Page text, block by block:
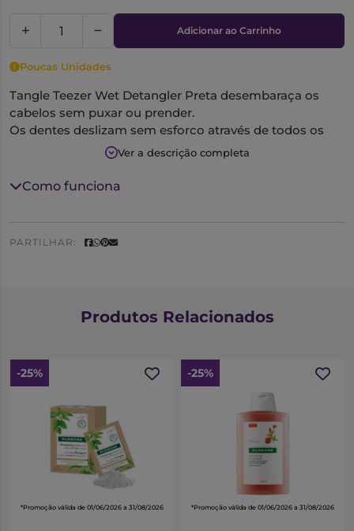
Adicionar ao Carrinho
Poucas Unidades
Tangle Teezer Wet Detangler Preta desembaraça os
cabelos sem puxar ou prender.
Os dentes deslizam sem esforço através de todos os
tipos de cabelo molhado, incluindo cabelos grossos e
indolor.
Ver a descrição completa
Como funciona
PARTILHAR:
Produtos Relacionados
-25%
*Promoção válida de 01/06/2026 a 31/08/2026
-25%
*Promoção válida de 01/06/2026 a 31/08/2026